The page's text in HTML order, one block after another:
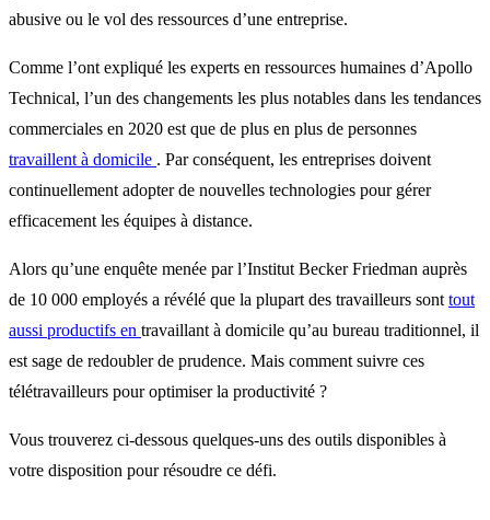
abusive ou le vol des ressources d’une entreprise.
Comme l’ont expliqué les experts en ressources humaines d’Apollo
Technical, l’un des changements les plus notables dans les tendances
commerciales en 2020 est que de plus en plus de personnes
travaillent à domicile . Par conséquent, les entreprises doivent
continuellement adopter de nouvelles technologies pour gérer
efficacement les équipes à distance.
Alors qu’une enquête menée par l’Institut Becker Friedman auprès
de 10 000 employés a révélé que la plupart des travailleurs sont tout
aussi productifs en travaillant à domicile qu’au bureau traditionnel, il
est sage de redoubler de prudence. Mais comment suivre ces
télétravailleurs pour optimiser la productivité ?
Vous trouverez ci-dessous quelques-uns des outils disponibles à
votre disposition pour résoudre ce défi.